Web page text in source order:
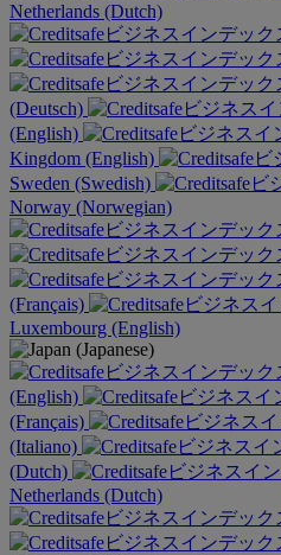
Netherlands (Dutch)
(Deutsch)
(English)
Kingdom (English)
Sweden (Swedish)
Norway (Norwegian)
(Français)
Luxembourg (English)
(English)
(Français)
(Italiano)
(Dutch)
Netherlands (Dutch)